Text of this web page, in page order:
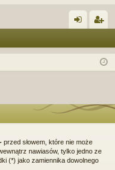
og
ę
ej
j
- przed słowem, które nie może
nawiasów, tylko jedno ze
(*) jako zamiennika dowolnego